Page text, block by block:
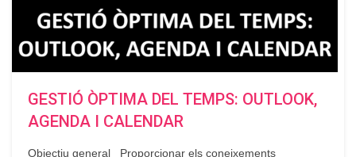
GESTIÓ ÒPTIMA DEL TEMPS: OUTLOOK,
AGENDA I CALENDAR
Objectiu general Proporcionar els coneixements